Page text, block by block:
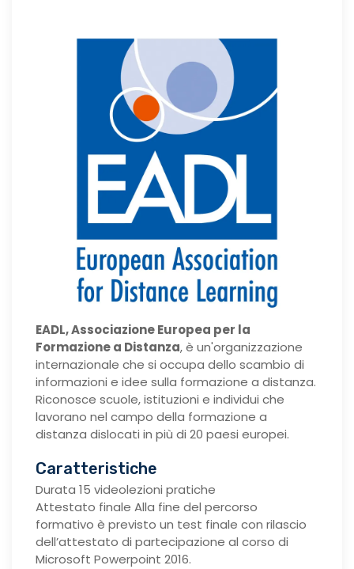
EADL, Associazione Europea per la
Formazione a Distanza, è un'organizzazione
internazionale che si occupa dello scambio di
informazioni e idee sulla formazione a distanza.
Riconosce scuole, istituzioni e individui che
lavorano nel campo della formazione a
distanza dislocati in più di 20 paesi europei.
Caratteristiche
Durata 15 videolezioni pratiche
Attestato finale Alla fine del percorso
formativo è previsto un test finale con rilascio
dell’attestato di partecipazione al corso di
Microsoft Powerpoint 2016.